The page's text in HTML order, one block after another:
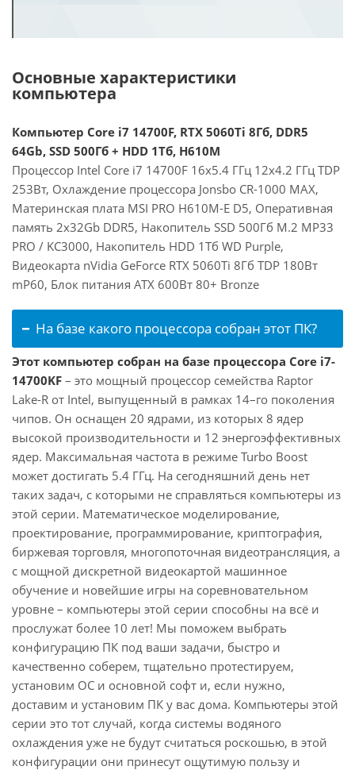
Основные характеристики
компьютера
Компьютер Core i7 14700F, RTX 5060Ti 8Гб, DDR5
64Gb, SSD 500Гб + HDD 1Тб, H610M
Процессор Intel Core i7 14700F 16x5.4 ГГц 12x4.2 ГГц TDP
253Вт, Охлаждение процессора Jonsbo CR-1000 MAX,
Материнская плата MSI PRO H610M-E D5, Оперативная
память 2x32Gb DDR5, Накопитель SSD 500Гб M.2 MP33
PRO / KC3000, Накопитель HDD 1Тб WD Purple,
Видеокарта nVidia GeForce RTX 5060Ti 8Гб TDP 180Вт
mP60, Блок питания ATX 600Вт 80+ Bronze
На базе какого процессора собран этот ПК?
Этот компьютер собран на базе процессора Core i7-
14700KF – это мощный процессор семейства Raptor
Lake-R от Intel, выпущенный в рамках 14–го поколения
чипов. Он оснащен 20 ядрами, из которых 8 ядер
высокой производительности и 12 энергоэффективных
ядер. Максимальная частота в режиме Turbo Boost
может достигать 5.4 ГГц. На сегодняшний день нет
таких задач, с которыми не справляться компьютеры из
этой серии. Математическое моделирование,
проектирование, программирование, криптография,
биржевая торговля, многопоточная видеотрансляция, а
с мощной дискретной видеокартой машинное
обучение и новейшие игры на соревновательном
уровне – компьютеры этой серии способны на всё и
прослужат более 10 лет! Мы поможем выбрать
конфигурацию ПК под ваши задачи, быстро и
качественно соберем, тщательно протестируем,
установим ОС и основной софт и, если нужно,
доставим и установим ПК у вас дома. Компьютеры этой
серии это тот случай, когда системы водяного
охлаждения уже не будут считаться роскошью, в этой
конфигурации они принесут ощутимую пользу и